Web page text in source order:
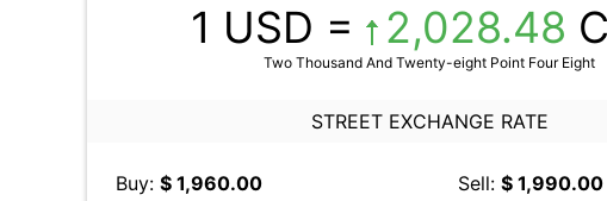
1 USD = 2,028.48
Two Thousand And Twenty-eight Point Four Eight
STREET EXCHANGE RATE
Buy: $ 1,960.00 Sell: $ 1,990.00